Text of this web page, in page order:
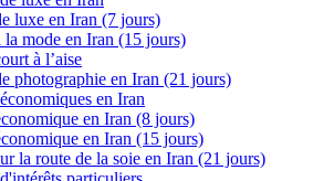
luxe en Iran (7 jours)
la mode en Iran (15 jours)
à l’aise
photographie en Iran (21 jours)
en Iran
en Iran (8 jours)
en Iran (15 jours)
la route de la soie en Iran (21 jours)